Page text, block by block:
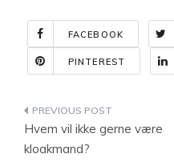
FACEBOOK
PINTEREST
Hvem vil ikke gerne være
kloakmand?